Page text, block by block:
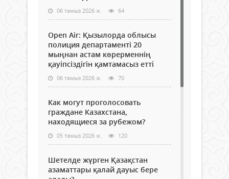
06 тамыз 2026 ж. 64
Open Air: Қызылорда облысы
полиция департаменті 20
мыңнан астам көрерменнің
қауіпсіздігін қамтамасыз етті
06 тамыз 2026 ж. 70
Как могут проголосовать
граждане Казахстана,
находящиеся за рубежом?
05 тамыз 2026 ж. 120
Шетелде жүрген Қазақстан
азаматтары қалай дауыс бере